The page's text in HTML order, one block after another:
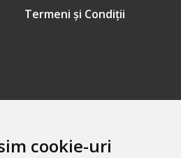
cookie-uri
Termeni și Condiții